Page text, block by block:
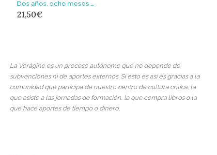
21,50€
La Vorágine es un proceso autónomo que no depende de
subvenciones ni de aportes externos. Si esto es así es gracias a la
comunidad que participa de nuestro centro de cultura crítica, la
que asiste a las jornadas de formación, la que compra libros o la
que hace aportes de tiempo o dinero.